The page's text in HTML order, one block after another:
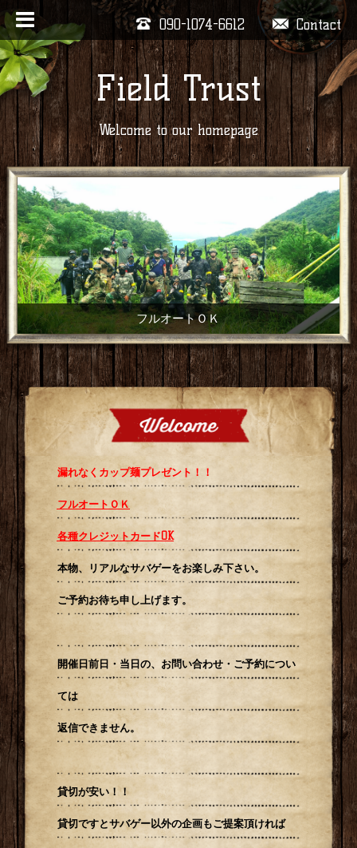
Contact
090-1074-6612
Field Trust
Welcome to our homepage
フルオートＯＫ
漏れなくカップ麺プレゼント！！
フルオートＯＫ
各種クレジットカードOK
本物、リアルなサバゲーをお楽しみ下さい。
ご予約お待ち申し上げます。
開催日前日・当日の、お問い合わせ・ご予約につい
ては
返信できません。
貸切が安い！！
貸切ですとサバゲー以外の企画もご提案頂ければ